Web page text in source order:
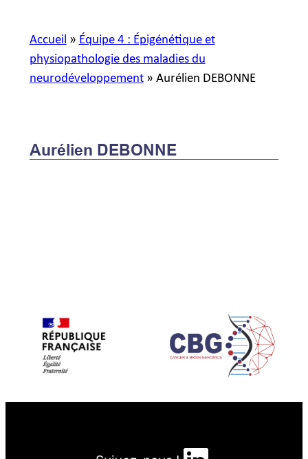
Accueil » Équipe 4 : Épigénétique et
physiopathologie des maladies du
neurodéveloppement» Aurélien DEBONNE
Aurélien DEBONNE